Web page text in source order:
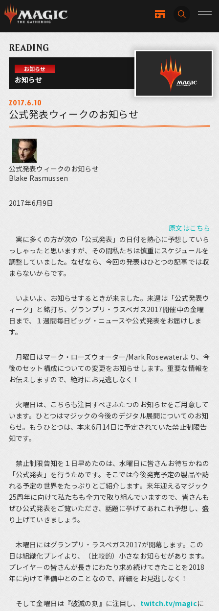
READING
お知らせ
お知らせ
2017.6.10
公式発表ウィークのお知らせ
公式発表ウィークのお知らせ
Blake Rasmussen
2017年6月9日
原文はこちら
実に多くの方が次の「公式発表」の日付を熱心に予想していら
っしゃったと思いますが、その間私たちは慎重にスケジュールを
調整していました。なぜなら、今回の発表はひとつの記事では収
まらないからです。
いよいよ、お知らせするときが来ました。来週は「公式発表ウ
ィーク」と銘打ち、グランプリ・ラスベガス2017開催中の金曜
日まで、１週間毎日ビッグ・ニュースや公式発表をお届けしま
す。
月曜日はマーク・ローズウォーター/Mark Rosewaterより、今
後のセット構成についての変更をお知らせします。重要な情報を
お伝えしますので、絶対にお見逃しなく！
火曜日は、こちらも注目すべきふたつのお知らせをご用意して
います。ひとつはマジックの今後のデジタル展開についてのお知
らせ。もうひとつは、本来6月14日に予定されていた禁止制限告
知です。
禁止制限告知を１日早めたのは、水曜日に皆さんお待ちかねの
「公式発表」を行うためです。そこでは今後発売予定の製品や訪
れる予定の世界をたっぷりとご紹介します。来年迎えるマジック
25周年に向けて私たちも全力で取り組んでいますので、皆さんも
ぜひ公式発表をご覧いただき、話題に挙げてあれこれ予想し、盛
り上げていきましょう。
木曜日にはグランプリ・ラスベガス2017が開幕します。この
日は組織化プレイより、（比較的）小さなお知らせがあります。
プレイヤーの皆さんが長きにわたり求め続けてきたことを2018
年に向けて準備中とのことなので、詳細をお見逃しなく！
そして金曜日は『破滅の刻』に注目し、 twitch.tv/magicに